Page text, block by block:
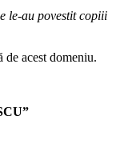
le-au povestit copiii
acest domeniu.